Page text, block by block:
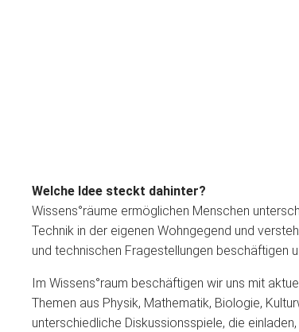
Welche Idee steckt dahinter?
Wissens°räume ermöglichen Menschen
Technik in der eigenen Wohngegend und
und technischen Fragestellungen beschäftigen
Im Wissens°raum beschäftigen wir uns mit
Themen aus Physik, Mathematik, Biologie,
unterschiedliche Diskussionsspiele, die